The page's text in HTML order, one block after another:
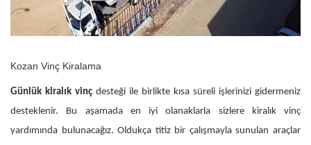
Kozan‎ Vinç Kiralama
Günlük kiralık vinç desteği ile birlikte kısa süreli işlerinizi gidermeniz
desteklenir. Bu aşamada en iyi olanaklarla sizlere kiralık vinç
yardımında bulunacağız. Oldukça titiz bir çalışmayla sunulan araçlar